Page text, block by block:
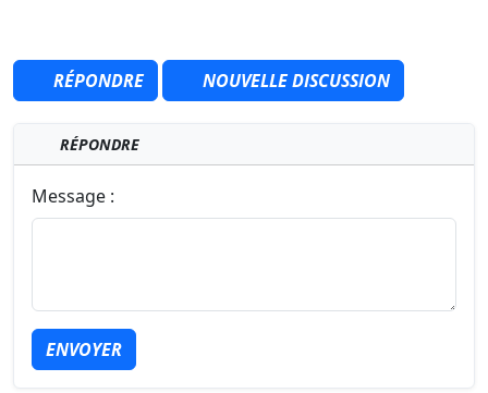
RÉPONDRE NOUVELLE DISCUSSION
RÉPONDRE
Message :
ENVOYER